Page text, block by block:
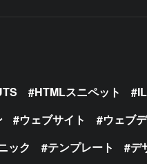
HTMLスニペット
ウェブサイト ウェブ
ック テンプレート デ